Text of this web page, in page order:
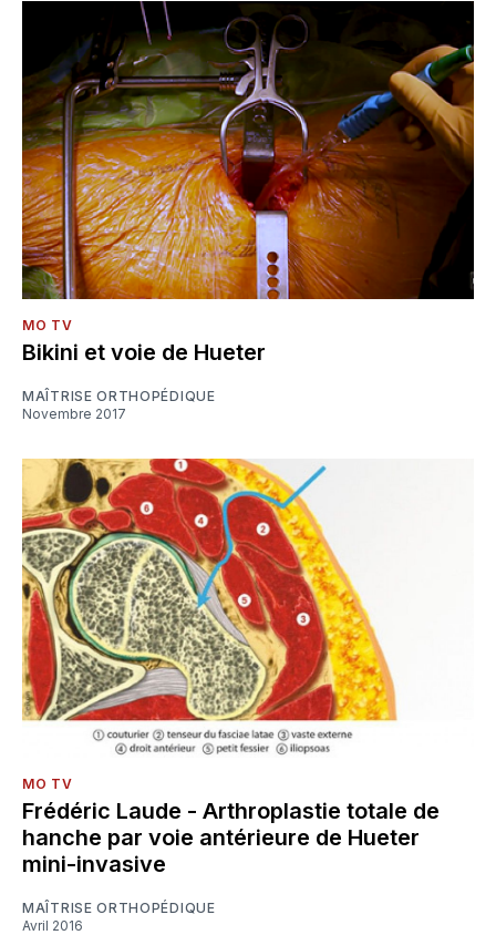
MO TV
Bikini et voie de Hueter
MAÎTRISE ORTHOPÉDIQUE
Novembre 2017
MO TV
Frédéric Laude - Arthroplastie totale de
hanche par voie antérieure de Hueter
mini-invasive
MAÎTRISE ORTHOPÉDIQUE
Avril 2016